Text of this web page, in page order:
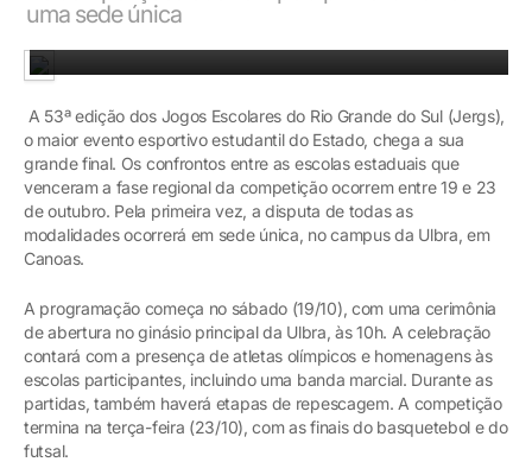
uma sede única
A 53ª edição dos Jogos Escolares do Rio Grande do Sul (Jergs),
o maior evento esportivo estudantil do Estado, chega a sua
grande final. Os confrontos entre as escolas estaduais que
venceram a fase regional da competição ocorrem entre 19 e 23
de outubro. Pela primeira vez, a disputa de todas as
modalidades ocorrerá em sede única, no campus da Ulbra, em
Canoas.
A programação começa no sábado (19/10), com uma cerimônia
de abertura no ginásio principal da Ulbra, às 10h. A celebração
contará com a presença de atletas olímpicos e homenagens às
escolas participantes, incluindo uma banda marcial. Durante as
partidas, também haverá etapas de repescagem. A competição
termina na terça-feira (23/10), com as finais do basquetebol e do
futsal.